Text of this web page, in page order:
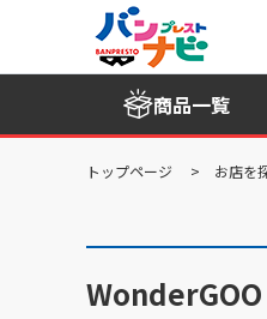
商品一覧
トップページ お店を
WonderGOO